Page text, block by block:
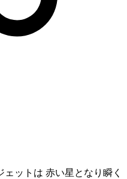
ットは 赤い星となり瞬く